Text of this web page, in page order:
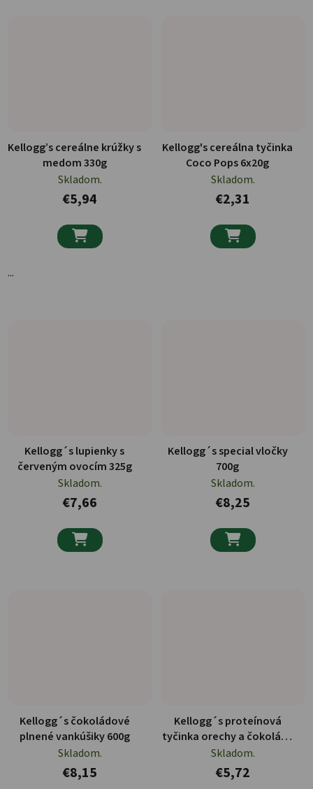
Kellogg’s cereálne krúžky s
medom 330g
Skladom.
€5,94

...
Kellogg's cereálna tyčinka
Coco Pops 6x20g
Skladom.
€2,31

Kellogg´s lupienky s
červeným ovocím 325g
Skladom.
€7,66

Kellogg´s special vločky
700g
Skladom.
€8,25

Kellogg´s čokoládové
plnené vankúšiky 600g
Skladom.
€8,15
Kellogg´s proteínová
tyčinka orechy a čokoláda
4x28g
Skladom.
€5,72